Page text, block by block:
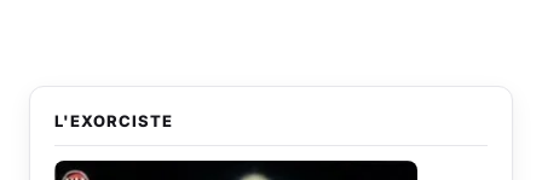
L'EXORCISTE